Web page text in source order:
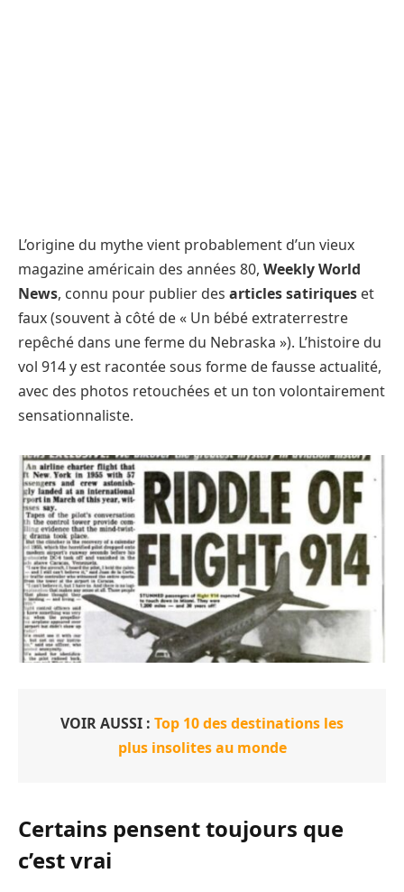
L’origine du mythe vient probablement d’un vieux
magazine américain des années 80, Weekly World
News, connu pour publier des articles satiriques et
faux (souvent à côté de « Un bébé extraterrestre
repêché dans une ferme du Nebraska »). L’histoire du
vol 914 y est racontée sous forme de fausse actualité,
avec des photos retouchées et un ton volontairement
sensationnaliste.
VOIR AUSSI : Top 10 des destinations les
plus insolites au monde
Certains pensent toujours que
c’est vrai